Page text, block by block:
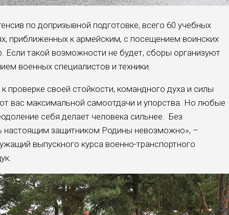
по допризывной подготовке, всего 60 учебных
приближенных к армейским, с посещением воинских
Если такой возможности не будет, сборы организуют
военных специалистов и техники.
проверке своей стойкости, командного духа и силы
вас максимальной самоотдачи и упорства. Но любые
себя делает человека сильнее. Без
настоящим защитником Родины невозможно», –
выпускного курса военно-транспортного